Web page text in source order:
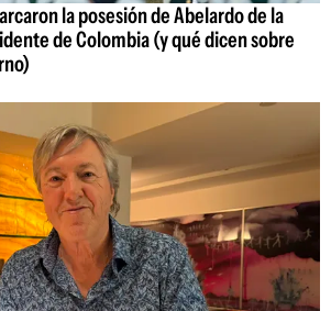
la posesión de Abelardo de la
de Colombia (y qué dicen sobre